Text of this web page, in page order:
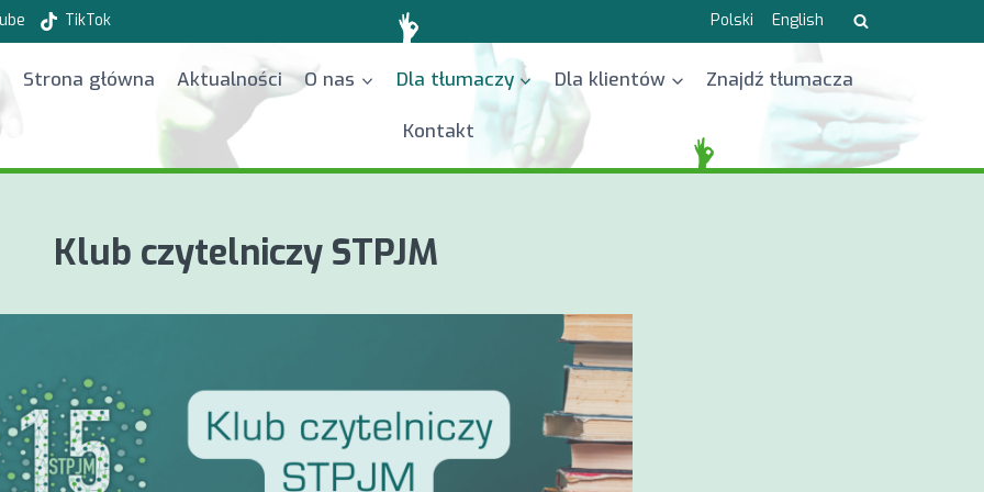
TikTok Polski English
Strona główna Aktualności O nas Dla tłumaczy Dla klientów Znajdź tłumacza
Kontakt
Klub czytelniczy STPJM